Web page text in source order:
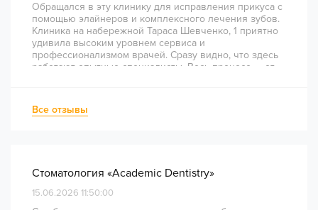
Обращался в эту клинику для исправления прикуса с
помощью элайнеров и комплексного лечения зубов.
Клиника на набережной Тараса Шевченко, 1 приятно
удивила высоким уровнем сервиса и
профессионализмом врачей. Сразу видно, что здесь
работают опытные специалисты. Весь процесс — от
непростое перелечивание каналов прошло
комфортно и безболезненно. Рекомендую всем, кто
Все отзывы
Стоматология «Academic Dentistry»
15.06.2026 11:50:00